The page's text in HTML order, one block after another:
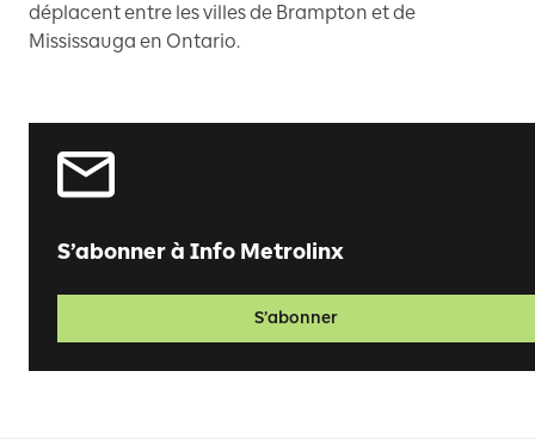
déplacent entre les villes de Brampton et de
Mississauga en Ontario.
S’abonner à Info Metrolinx
S’abonner